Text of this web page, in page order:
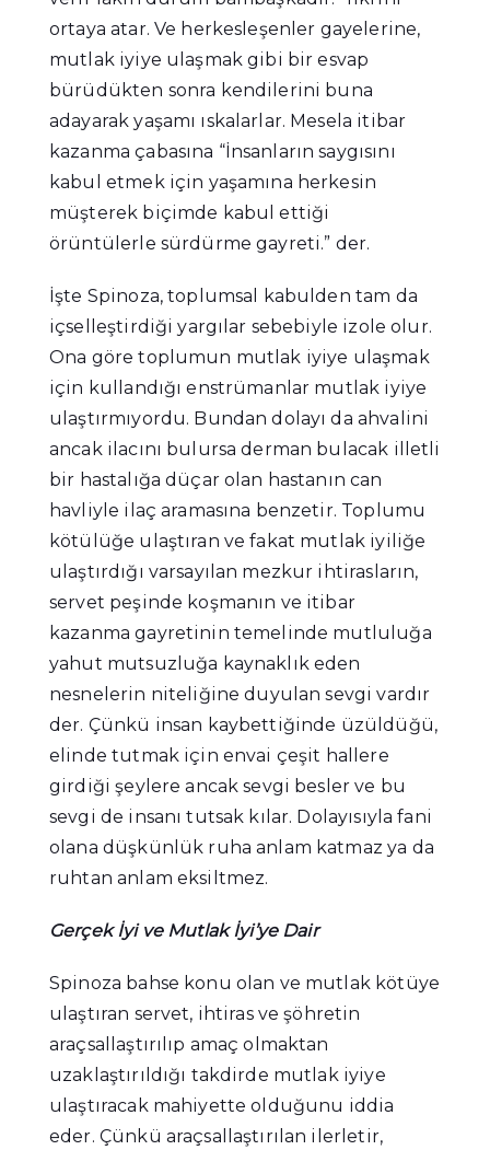
ortaya atar. Ve herkesleşenler gayelerine,
mutlak iyiye ulaşmak gibi bir esvap
bürüdükten sonra kendilerini buna
adayarak yaşamı ıskalarlar. Mesela itibar
kazanma çabasına “İnsanların saygısını
kabul etmek için yaşamına herkesin
müşterek biçimde kabul ettiği
örüntülerle sürdürme gayreti.” der.
İşte Spinoza, toplumsal kabulden tam da
içselleştirdiği yargılar sebebiyle izole olur.
Ona göre toplumun mutlak iyiye ulaşmak
için kullandığı enstrümanlar mutlak iyiye
ulaştırmıyordu. Bundan dolayı da ahvalini
ancak ilacını bulursa derman bulacak illetli
bir hastalığa düçar olan hastanın can
havliyle ilaç aramasına benzetir. Toplumu
kötülüğe ulaştıran ve fakat mutlak iyiliğe
ulaştırdığı varsayılan mezkur ihtirasların,
servet peşinde koşmanın ve itibar
kazanma gayretinin temelinde mutluluğa
yahut mutsuzluğa kaynaklık eden
nesnelerin niteliğine duyulan sevgi vardır
der. Çünkü insan kaybettiğinde üzüldüğü,
elinde tutmak için envai çeşit hallere
girdiği şeylere ancak sevgi besler ve bu
sevgi de insanı tutsak kılar. Dolayısıyla fani
olana düşkünlük ruha anlam katmaz ya da
ruhtan anlam eksiltmez.
Gerçek İyi ve Mutlak İyi’ye Dair
Spinoza bahse konu olan ve mutlak kötüye
ulaştıran servet, ihtiras ve şöhretin
araçsallaştırılıp amaç olmaktan
uzaklaştırıldığı takdirde mutlak iyiye
ulaştıracak mahiyette olduğunu iddia
eder. Çünkü araçsallaştırılan ilerletir,